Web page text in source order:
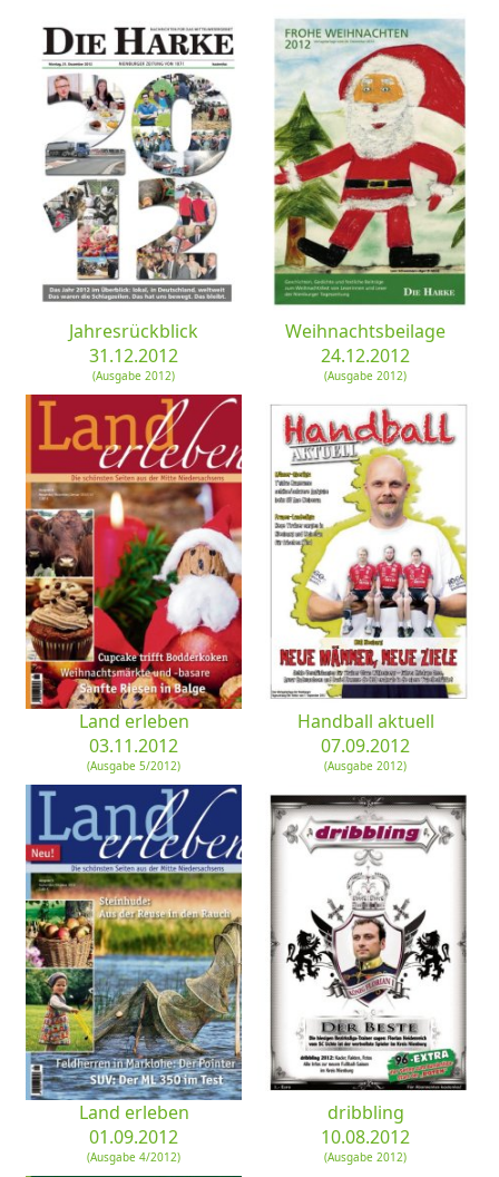
Jahresrückblick
31.12.2012
(Ausgabe 2012)
Weihnachtsbeilage
24.12.2012
(Ausgabe 2012)
Land erleben
03.11.2012
(Ausgabe 5/2012)
Handball aktuell
07.09.2012
(Ausgabe 2012)
Land erleben
01.09.2012
(Ausgabe 4/2012)
dribbling
10.08.2012
(Ausgabe 2012)